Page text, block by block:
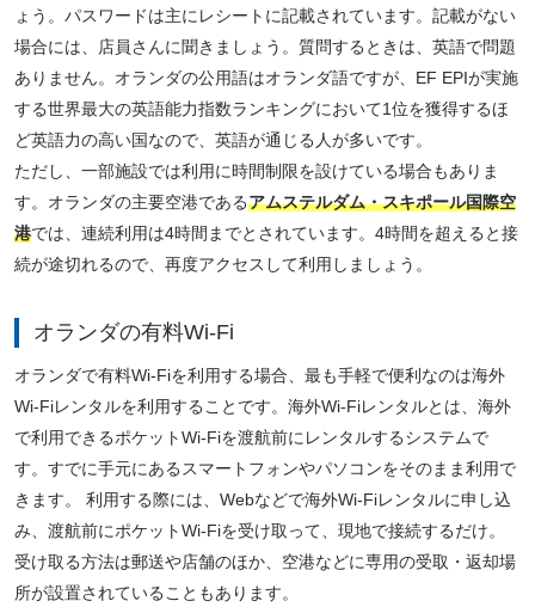
ょう。パスワードは主にレシートに記載されています。記載がない
場合には、店員さんに聞きましょう。質問するときは、英語で問題
ありません。オランダの公用語はオランダ語ですが、EF EPIが実施
する世界最大の英語能力指数ランキングにおいて1位を獲得するほ
ど英語力の高い国なので、英語が通じる人が多いです。
ただし、一部施設では利用に時間制限を設けている場合もありま
す。オランダの主要空港であるアムステルダム・スキポール国際空
港では、連続利用は4時間までとされています。4時間を超えると接
続が途切れるので、再度アクセスして利用しましょう。
オランダの有料Wi-Fi
オランダで有料Wi-Fiを利用する場合、最も手軽で便利なのは海外
Wi-Fiレンタルを利用することです。海外Wi-Fiレンタルとは、海外
で利用できるポケットWi-Fiを渡航前にレンタルするシステムで
す。すでに手元にあるスマートフォンやパソコンをそのまま利用で
きます。 利用する際には、Webなどで海外Wi-Fiレンタルに申し込
み、渡航前にポケットWi-Fiを受け取って、現地で接続するだけ。
受け取る方法は郵送や店舗のほか、空港などに専用の受取・返却場
所が設置されていることもあります。